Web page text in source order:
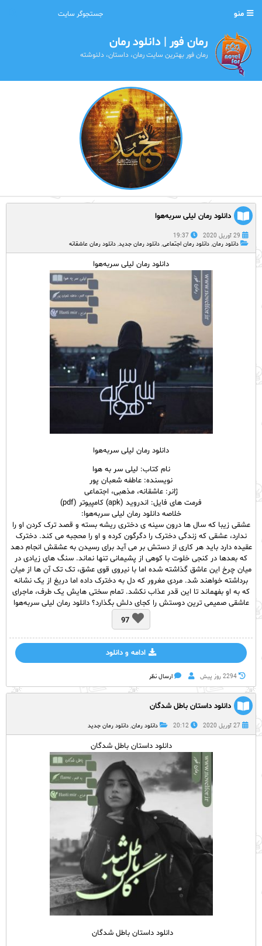
منو
رمان فور | دانلود رمان
رمان فور بهترین سایت رمان، داستان، دلنوشته
دانلود رمان لیلی سربه‌هوا
29 آوریل 2020
19:37
دانلود رمان, دانلود رمان اجتماعی, دانلود رمان جدید, دانلود رمان عاشقانه
دانلود رمان لیلی سربه‌هوا
دانلود رمان لیلی سربه‌هوا
نامکتاب: لیلی سر به هوا
نویسنده: عاطفه شعبان پور
ژانر: عاشقانه، مذهبی، اجتماعی
فرمت های فایل: اندروید (apk) کامپیوتر (pdf)
خلاصه دانلود رمان لیلی سربه‌هوا:
عشقی زیبا که سال ها درون سینه ی دختری ریشه بسته و قصد ترک کردن او را
ندارد، عشقی که زندگی دخترک را دگرگون کرده و او را محجبه می کند. دخترک
عقیده دارد باید هر کاری از دستش بر می آید برای رسیدن به عشقش انجام دهد
که بعدها در کنجی خلوت با کوهی از پشیمانی تنها نماند. سنگ های زیادی در
میان چرخ این عاشق گذاشته شده اما با نیروی قوی عشق، تک تک آن ها از میان
برداشته خواهند شد. مردی مغرور که دل به دخترک داده اما دریغ از یک نشانه
که به او بفهماند تا این قدر عذاب نکشد. تمام سختی هایش یک طرف، ماجرای
عاشقی صمیمی ترین دوستش را کجای دلش بگذارد؟ دانلود رمان لیلی سربه‌هوا
97
ادامه و دانلود
2294 روز پيش ارسال نظر
دانلود داستان باطل شدگان
27 آوریل 2020 20:12 دانلود رمان, دانلود رمان جدید
دانلود داستان باطل شدگان
دانلود داستان باطل شدگان